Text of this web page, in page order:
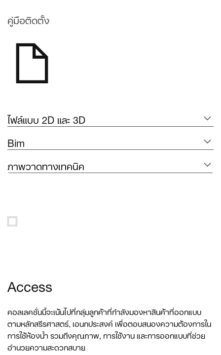
คู่มือติดตั้ง
ไฟล์แบบ 2D และ 3D
Bim
ภาพวาดทางเทคนิค
Access
คอลเลคชั่นนี้จะเน้นไปที่กลุ่มลูกค้าที่กำลังมองหาสินค้าที่ออกแบบ
ตามหลักสรีรศาสตร์, เอนกประสงค์ เพื่อตอบสนองความต้องการใน
การใช้ห้องน้ำ รวมถึงคุณภาพ, การใช้งาน และการออกแบบที่ช่วย
อำนวยความสะดวกสบาย